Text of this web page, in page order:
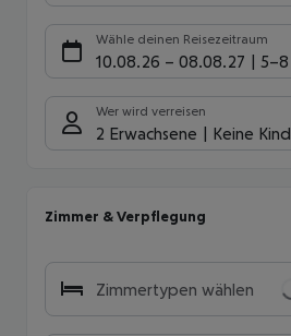
Wähle deinen Reisezeitraum
10.08.26 – 08.08.27 5-8
Wer wird verreisen
2 Erwachsene Keine
Zimmer & Verpflegung
Zimmertypen wählen